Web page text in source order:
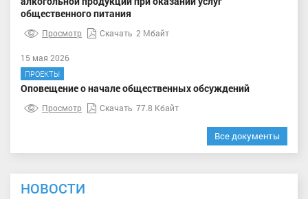
общественного питания
Просмотр Скачать 2 Мбайт
15 мая 2026
ПРОЕКТЫ
Оповещение о начале общественных обсуждений
Просмотр Скачать 77.8 Кбайт
Все документы
НОВОСТИ